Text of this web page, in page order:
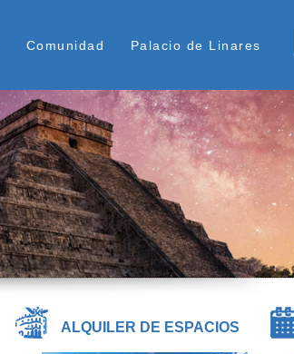
Comunidad Palacio de Linares
ALQUILER DE ESPACIOS